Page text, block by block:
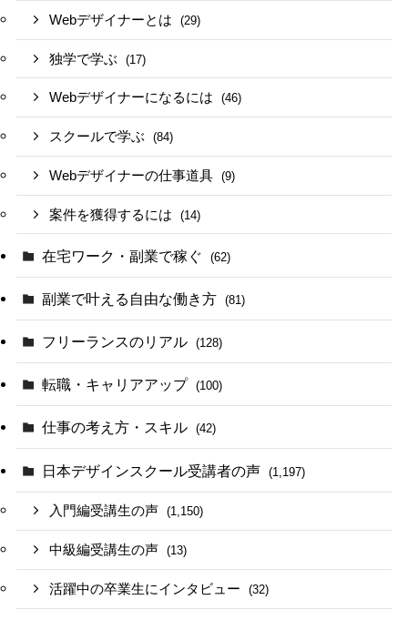
Webデザイナーとは (29)
独学で学ぶ (17)
Webデザイナーになるには (46)
スクールで学ぶ (84)
Webデザイナーの仕事道具 (9)
案件を獲得するには (14)
在宅ワーク・副業で稼ぐ (62)
副業で叶える自由な働き方 (81)
フリーランスのリアル (128)
転職・キャリアアップ (100)
仕事の考え方・スキル (42)
日本デザインスクール受講者の声 (1,197)
入門編受講生の声 (1,150)
中級編受講生の声 (13)
活躍中の卒業生にインタビュー (32)